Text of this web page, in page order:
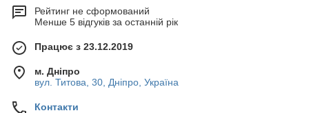
Рейтинг не сформований
Менше 5 відгуків за останній рік
Працює з 23.12.2019
м. Дніпро
вул. Титова, 30, Дніпро, Україна
Контакти